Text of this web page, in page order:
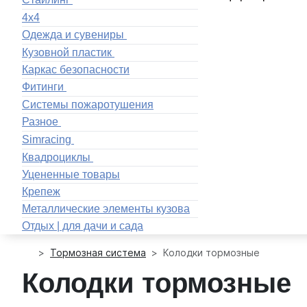
4x4
Одежда и сувениры
Кузовной пластик
Каркас безопасности
Фитинги
Системы пожаротушения
Разное
Simracing
Квадроциклы
Уцененные товары
Крепеж
Металлические элементы кузова
Отдых | для дачи и сада
Тормозная система Колодки тормозные
Колодки тормозные